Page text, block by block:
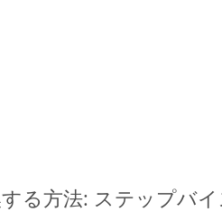
る方法: ステップバ